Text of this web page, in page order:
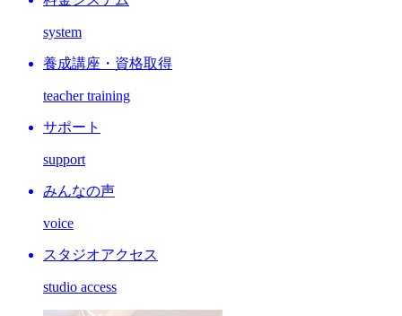
system
養成講座・資格取得
teacher training
サポート
support
みんなの声
voice
スタジオアクセス
studio access